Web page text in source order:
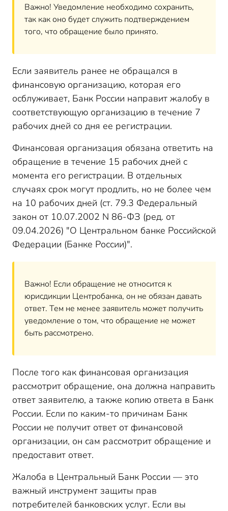
Важно! Уведомление необходимо сохранить,
так как оно будет служить подтверждением
того, что обращение было принято.
Если заявитель ранее не обращался в
финансовую организацию, которая его
осблуживает, Банк России направит жалобу в
соответствующую организацию в течение 7
рабочих дней со дня ее регистрации.
Финансовая организация обязана ответить на
обращение в течение 15 рабочих дней с
момента его регистрации. В отдельных
случаях срок могут продлить, но не более чем
на 10 рабочих дней (ст. 79.3 Федеральный
закон от 10.07.2002 N 86-ФЗ (ред. от
09.04.2026) "О Центральном банке Российской
Федерации (Банке России)".
Важно! Если обращение не относится к
юрисдикции Центробанка, он не обязан давать
ответ. Тем не менее заявитель может получить
уведомление о том, что обращение не может
быть рассмотрено.
После того как финансовая организация
рассмотрит обращение, она должна направить
ответ заявителю, а также копию ответа в Банк
России. Если по каким-то причинам Банк
России не получит ответ от финансовой
организации, он сам рассмотрит обращение и
предоставит ответ.
Жалоба в Центральный Банк России — это
важный инструмент защиты прав
потребителей банковских услуг. Если вы